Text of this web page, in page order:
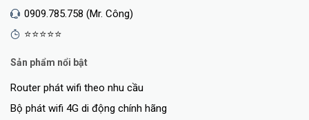
MIMO: 2,4 GHz, 2×2, MIMO
Công nghệ 4G: LTE CAT4
Cổng kết nối:
1×10/100 Cổng WAN/LAN Base-T
0909.785.758 (Mr. Công)
⭐⭐⭐⭐⭐
Sản phẩm nổi bật
Router phát wifi theo nhu cầu
Bộ phát wifi 4G di động chính hãng